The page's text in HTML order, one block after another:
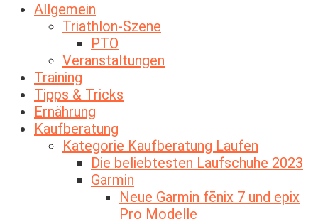
Allgemein
Triathlon-Szene
PTO
Veranstaltungen
Training
Tipps & Tricks
Ernährung
Kaufberatung
Kategorie Kaufberatung Laufen
Die beliebtesten Laufschuhe 2023
Garmin
Neue Garmin fēnix 7 und epix
Pro Modelle